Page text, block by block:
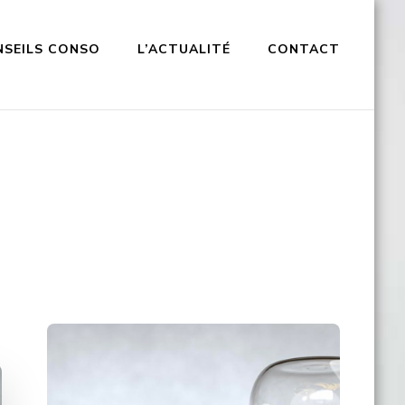
CONSO L’ACTUALITÉ CONTACT